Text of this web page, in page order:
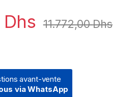
Dhs 11.772,00Dhs
avant-vente
via WhatsApp